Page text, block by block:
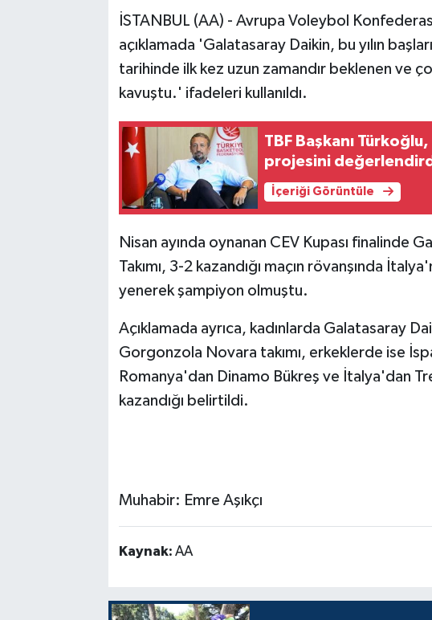
İSTANBUL (AA) - Avrupa Voleybol
açıklamada 'Galatasaray Daikin, bu yılın
tarihinde ilk kez uzun zamandır beklenen ve
kavuştu.' ifadeleri kullanıldı.
TBF Başkanı
projesini
İçeriği Görüntüle
Nisan ayında oynanan CEV Kupası finalinde
Takımı, 3-2 kazandığı maçın rövanşında
yenerek şampiyon olmuştu.
Açıklamada ayrıca, kadınlarda Galatasaray
Gorgonzola Novara takımı, erkeklerde ise
Romanya'dan Dinamo Bükreş ve İtalya'dan
kazandığı belirtildi.
Muhabir: Emre Aşıkçı
Kaynak: AA